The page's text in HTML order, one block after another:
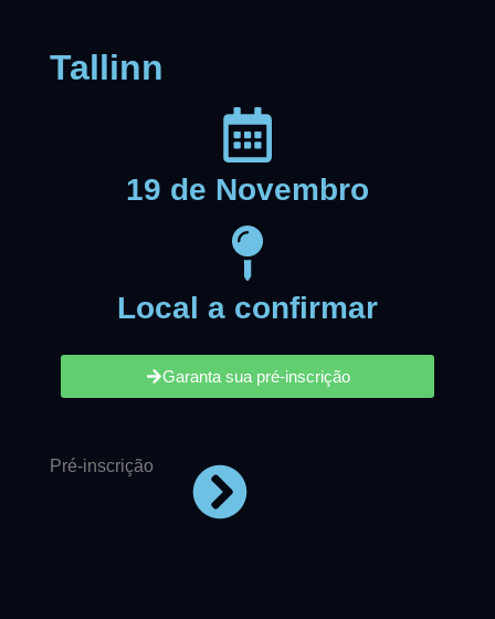
Tallinn
19 de Novembro
Local a confirmar
Garanta sua pré-inscrição
Pré-inscrição